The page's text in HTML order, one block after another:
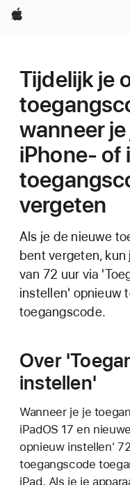
Apple
Tijdelijk je
wanneer
iPhone- of
vergeten
Als je de nieuwe
bent vergeten,
van 72 uur via
instellen' opnieuw
toegangscode.
Over
instellen'
Wanneer je je
iPadOS 17 en
opnieuw instellen'
toegangscode
iPad. Als je je